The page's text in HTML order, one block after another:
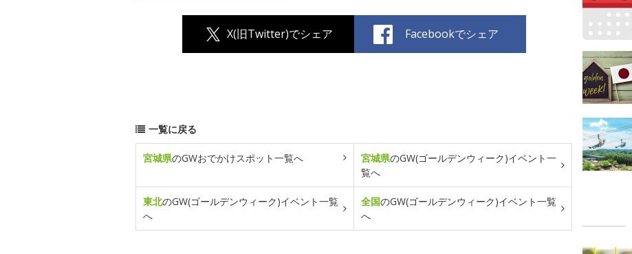
X(旧Twitter)でシェア Facebookでシェア
一覧に戻る
宮城県のGWおでかけスポット一覧へ 宮城県のGW(ゴールデンウィーク)イベント一
覧へ
東北のGW(ゴールデンウィーク)イベント一覧
へ
全国のGW(ゴールデンウィーク)イベント一覧
へ